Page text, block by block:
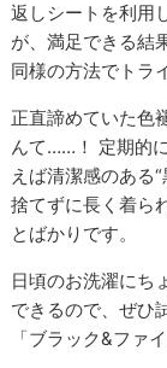
返しシートを利用
が、満足できる結
同様の方法でトラ
正直諦めていた色
んて……！ 定期的
えば清潔感のある
捨てずに長く着ら
とばかりです。
日頃のお洗濯にち
できるので、ぜひ
「ブラック&ファ